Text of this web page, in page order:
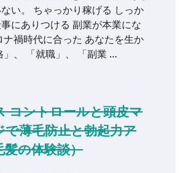
い。 ちゃっかり稼げる しっか
にありつける 副業が本業にな
ナ禍時代に合った あなたを生か
」、 「就職」、 「副業 …
コントロールと頭皮マ
薄毛防止と勃起力ア
の体験談）